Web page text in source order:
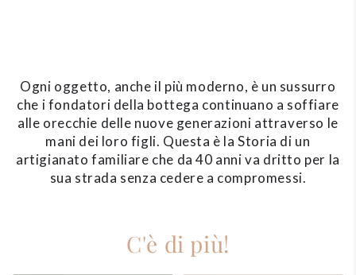
Ogni oggetto, anche il più moderno, è un sussurro
che i fondatori della bottega continuano a soffiare
alle orecchie delle nuove generazioni attraverso le
mani dei loro figli. Questa è la Storia di un
artigianato familiare che da 40 anni va dritto per la
sua strada senza cedere a compromessi.
C'è di più!